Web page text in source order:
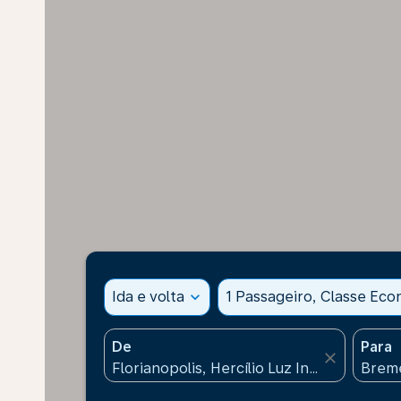
Ida e volta expand_more 1 Passageiro, Classe
De
close
Para